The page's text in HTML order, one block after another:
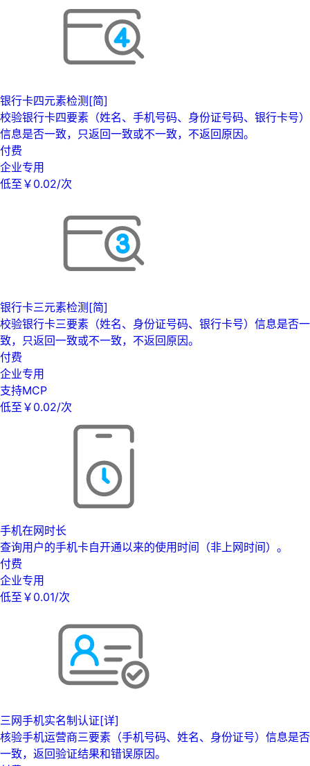
银行卡四元素检测[简]
校验银行卡四要素（姓名、手机号码、身份证号码、银行卡号）
信息是否一致，只返回一致或不一致，不返回原因。
付费
企业专用
低至￥0.02/次
银行卡三元素检测[简]
校验银行卡三要素（姓名、身份证号码、银行卡号）信息是否一
致，只返回一致或不一致，不返回原因。
付费
企业专用
支持MCP
低至￥0.02/次
手机在网时长
查询用户的手机卡自开通以来的使用时间（非上网时间）。
付费
企业专用
低至￥0.01/次
三网手机实名制认证[详]
核验手机运营商三要素（手机号码、姓名、身份证号）信息是否
一致，返回验证结果和错误原因。